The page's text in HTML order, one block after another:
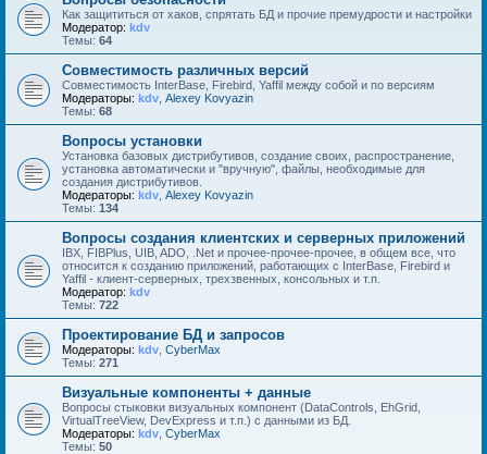
Как защититься от хаков, спрятать БД и прочие премудрости и настройки
Модератор: kdv
Темы: 64
Совместимость различных версий
Совместимость InterBase, Firebird, Yaffil между собой и по версиям
Модераторы: kdv Alexey Kovyazin
Темы: 68
Вопросы установки
Установка базовых дистрибутивов, создание своих, распространение,
установка автоматически и "вручную", файлы, необходимые для
создания дистрибутивов.
Модераторы: kdv Alexey Kovyazin
Темы: 134
Вопросы создания клиентских и серверных приложений
IBX, FIBPlus, UIB, ADO, .Net и прочее-прочее-прочее, в общем все, что
относится к созданию приложений, работающих с InterBase, Firebird и
Yaffil - клиент-серверных, трехзвенных, консольных и т.п.
Модератор: kdv
Темы: 722
Проектирование БД и запросов
Модераторы: kdv CyberMax
Темы: 271
Визуальные компоненты + данные
Вопросы стыковки визуальных компонент (DataControls, EhGrid,
VirtualTreeView, DevExpress и т.п.) с данными из БД.
Модераторы: kdv CyberMax
Темы: 50